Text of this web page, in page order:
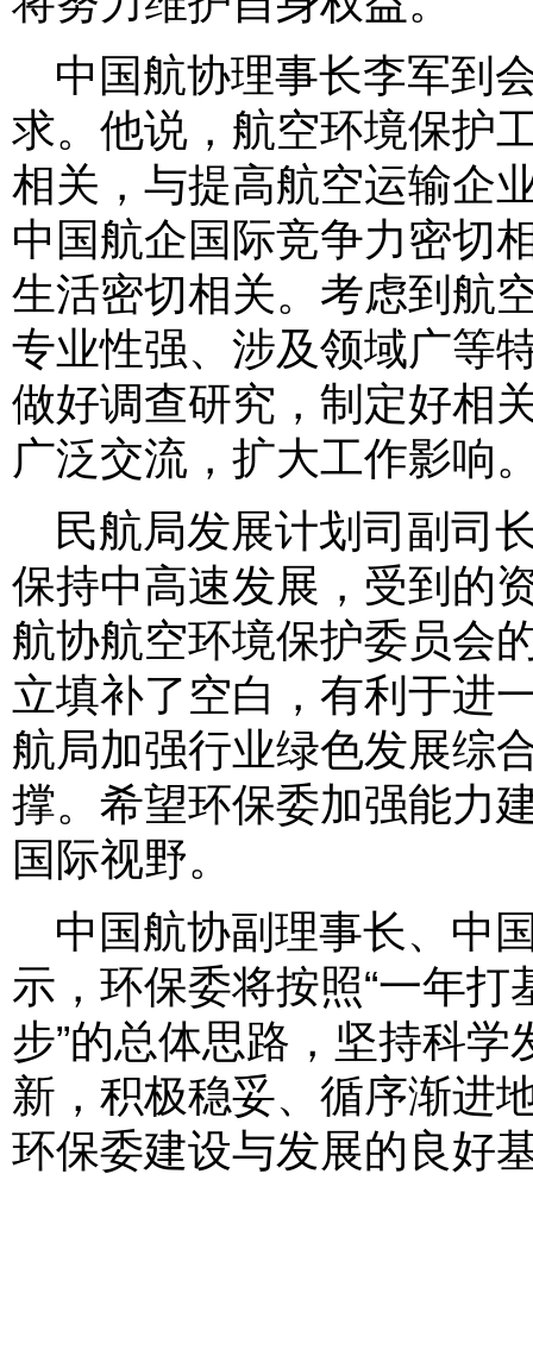
中国航协理事长李军到
求。他说，航空环境保护
相关，与提高航空运输企
中国航企国际竞争力密切
生活密切相关。考虑到航
专业性强、涉及领域广等
做好调查研究，制定好相
广泛交流，扩大工作影响
民航局发展计划司副司
保持中高速发展，受到的
航协航空环境保护委员会
立填补了空白，有利于进
航局加强行业绿色发展综
撑。希望环保委加强能力
国际视野。
中国航协副理事长、中
示，环保委将按照“一年
步”的总体思路，坚持科
新，积极稳妥、循序渐进
环保委建设与发展的良好